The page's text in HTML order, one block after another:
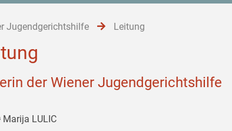
Jugendgerichtshilfe Leitung
der Wiener Jugendgerichtshilfe
Marija LULIC